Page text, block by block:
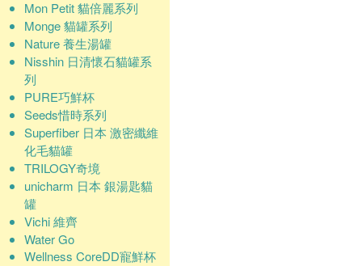
Mon Petit 貓倍麗系列
Monge 貓罐系列
Nature 養生湯罐
Nisshin 日清懷石貓罐系
列
PURE巧鮮杯
Seeds惜時系列
Superfiber 日本 激密纖維
化毛貓罐
TRILOGY奇境
unicharm 日本 銀湯匙貓
罐
Vichi 維齊
Water Go
Wellness CoreDD寵鮮杯